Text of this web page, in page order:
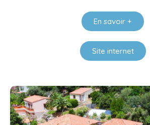
En savoir +
Site internet